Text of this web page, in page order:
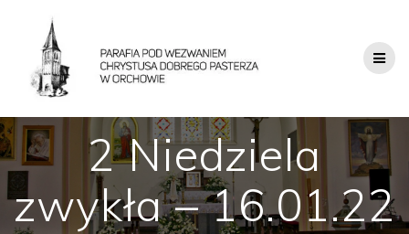
2 Niedziela
zwykła – 16.01.22